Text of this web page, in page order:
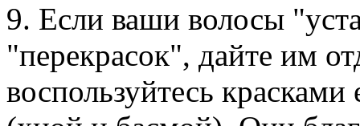
9. Если ваши волосы
"перекрасок", дайте им
воспользуйтесь